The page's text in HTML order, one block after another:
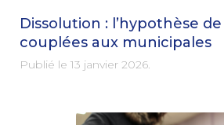
Dissolution : l’hypothèse
couplées aux municipales
Publié le 13 janvier 2026.